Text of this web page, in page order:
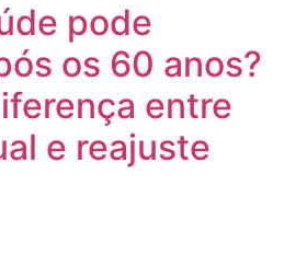
pode
os 60 anos?
entre
e reajuste